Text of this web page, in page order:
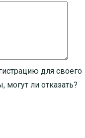
для своего
ли отказать?